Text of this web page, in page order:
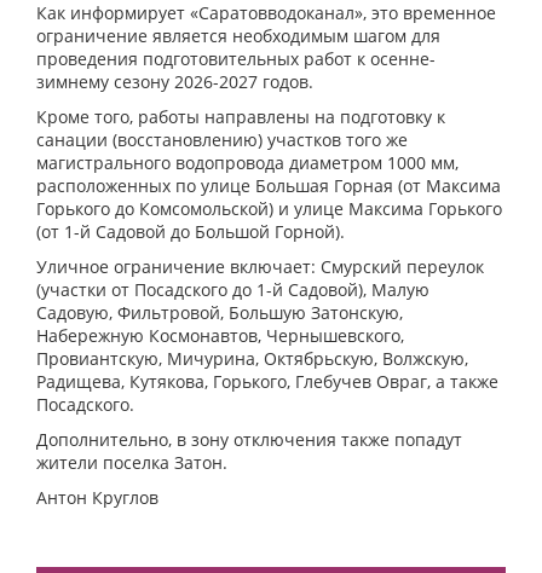
Как информирует «Саратовводоканал», это временное
ограничение является необходимым шагом для
проведения подготовительных работ к осенне-
зимнему сезону 2026-2027 годов.
Кроме того, работы направлены на подготовку к
санации (восстановлению) участков того же
магистрального водопровода диаметром 1000 мм,
расположенных по улице Большая Горная (от Максима
Горького до Комсомольской) и улице Максима Горького
(от 1-й Садовой до Большой Горной).
Уличное ограничение включает: Смурский переулок
(участки от Посадского до 1-й Садовой), Малую
Садовую, Фильтровой, Большую Затонскую,
Набережную Космонавтов, Чернышевского,
Провиантскую, Мичурина, Октябрьскую, Волжскую,
Радищева, Кутякова, Горького, Глебучев Овраг, а также
Посадского.
Дополнительно, в зону отключения также попадут
жители поселка Затон.
Антон Круглов